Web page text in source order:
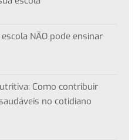
NÃO pode ensinar
Como contribuir
no cotidiano